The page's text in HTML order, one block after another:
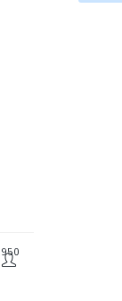
950